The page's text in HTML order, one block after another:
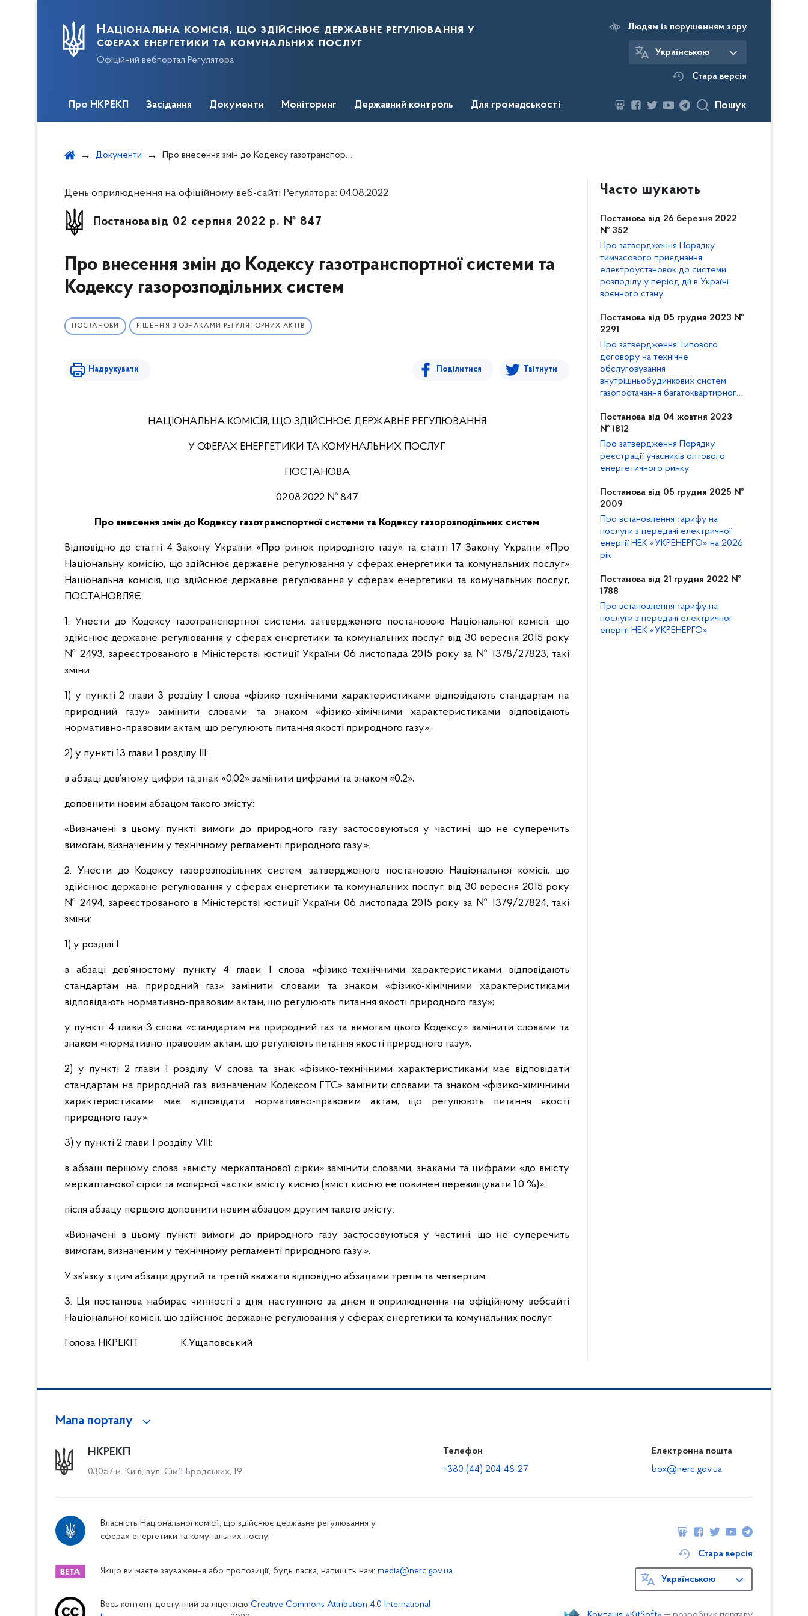
Національна комісія, що здійснює державне регулювання у
сферах енергетики та комунальних послуг
Офіційний вебпортал Регулятора
Людям із порушенням зору
Українською
Стара версія
Про НКРЕКП Засідання Документи Моніторинг Державний контроль Для громадськості Пошук
Документи Про внесення змін до Кодексу газотранспортної системи та Кодексу газорозподільних систем
День оприлюднення на офіційному веб-сайті Регулятора: 04.08.2022
Постанова від 02 серпня 2022 р. № 847
Про внесення змін до Кодексу газотранспортної системи та
Кодексу газорозподільних систем
ПОСТАНОВИ РІШЕННЯ З ОЗНАКАМИ РЕГУЛЯТОРНИХ АКТІВ
Надрукувати Поділитися Твітнути
НАЦІОНАЛЬНА КОМІСІЯ, ЩО ЗДІЙСНЮЄ ДЕРЖАВНЕ РЕГУЛЮВАННЯ
У СФЕРАХ ЕНЕРГЕТИКИ ТА КОМУНАЛЬНИХ ПОСЛУГ
ПОСТАНОВА
02.08.2022 № 847
Про внесення змін до Кодексу газотранспортної системи та Кодексу газорозподільних систем
Відповідно до статті 4 Закону України «Про ринок природного газу» та статті 17 Закону України «Про
Національну комісію, що здійснює державне регулювання у сферах енергетики та комунальних послуг»
Національна комісія, що здійснює державне регулювання у сферах енергетики та комунальних послуг,
ПОСТАНОВЛЯЄ:
1. Унести до Кодексу газотранспортної системи, затвердженого постановою Національної комісії, що
здійснює державне регулювання у сферах енергетики та комунальних послуг, від 30 вересня 2015 року
№ 2493, зареєстрованого в Міністерстві юстиції України 06 листопада 2015 року за № 1378/27823, такі
зміни:
1) у пункті 2 глави 3 розділу І слова «фізико-технічними характеристиками відповідають стандартам на
природний газу» замінити словами та знаком «фізико-хімічними характеристиками відповідають
нормативно-правовим актам, що регулюють питання якості природного газу»;
2) у пункті 13 глави 1 розділу ІII:
в абзаці дев’ятому цифри та знак «0,02» замінити цифрами та знаком «0,2»;
доповнити новим абзацом такого змісту:
«Визначені в цьому пункті вимоги до природного газу застосовуються у частині, що не суперечить
вимогам, визначеним у технічному регламенті природного газу.».
2. Унести до Кодексу газорозподільних систем, затвердженого постановою Національної комісії, що
здійснює державне регулювання у сферах енергетики та комунальних послуг, від 30 вересня 2015 року
№ 2494, зареєстрованого в Міністерстві юстиції України 06 листопада 2015 року за № 1379/27824, такі
зміни:
1) у розділі І:
в абзаці дев’яностому пункту 4 глави 1 слова «фізико-технічними характеристиками відповідають
стандартам на природний газ» замінити словами та знаком «фізико-хімічними характеристиками
відповідають нормативно-правовим актам, що регулюють питання якості природного газу»;
у пункті 4 глави 3 слова «стандартам на природний газ та вимогам цього Кодексу» замінити словами та
знаком «нормативно-правовим актам, що регулюють питання якості природного газу»;
2) у пункті 2 глави 1 розділу V слова та знак «фізико-технічними характеристиками має відповідати
стандартам на природний газ, визначеним Кодексом ГТС» замінити словами та знаком «фізико-хімічними
характеристиками має відповідати нормативно-правовим актам, що регулюють питання якості
природного газу»;
3) у пункті 2 глави 1 розділу VIII:
в абзаці першому слова «вмісту меркаптанової сірки» замінити словами, знаками та цифрами «до вмісту
меркаптанової сірки та молярної частки вмісту кисню (вміст кисню не повинен перевищувати 1,0 %)»;
після абзацу першого доповнити новим абзацом другим такого змісту:
«Визначені в цьому пункті вимоги до природного газу застосовуються у частині, що не суперечить
вимогам, визначеним у технічному регламенті природного газу.».
У зв’язку з цим абзаци другий та третій вважати відповідно абзацами третім та четвертим.
3. Ця постанова набирає чинності з дня, наступного за днем її оприлюднення на офіційному вебсайті
Національної комісії, що здійснює державне регулювання у сферах енергетики та комунальних послуг.
Голова НКРЕКП К.Ущаповський
Часто шукають
Постанова від 26 березня 2022
№ 352
Про затвердження Порядку
тимчасового приєднання
електроустановок до системи
розподілу у період дії в Україні
воєнного стану
Постанова від 05 грудня 2023 №
2291
Про затвердження Типового
договору на технічне
обслуговування
внутрішньобудинкових систем
газопостачання багатоквартирного
Кодексу газорозподільних систем
Постанова від 04 жовтня 2023
№ 1812
Про затвердження Порядку
реєстрації учасників оптового
енергетичного ринку
Постанова від 05 грудня 2025 №
2009
Про встановлення тарифу на
послуги з передачі електричної
енергії НЕК «УКРЕНЕРГО» на 2026
рік
Постанова від 21 грудня 2022 №
1788
Про встановлення тарифу на
послуги з передачі електричної
енергії НЕК «УКРЕНЕРГО»
Мапа порталу
НКРЕКП
03057 м. Київ, вул. Сімʼї Бродських, 19
Телефон
+380 (44) 204-48-27
Електронна пошта
box@nerc.gov.ua
Власність Національної комісії, що здійснює державне регулювання у
сферах енергетики та комунальних послуг
Стара версія
Українською
Якщо ви маєте зауваження або пропозиції, будь ласка, напишіть нам: media@nerc.gov.ua
Весь контент доступний за ліцензією Creative Commons Attribution 4.0 International